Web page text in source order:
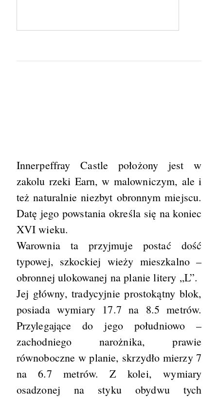
Innerpeffray Castle położony jest w
zakolu rzeki Earn, w malowniczym, ale i
też naturalnie niezbyt obronnym miejscu.
Datę jego powstania określa się na koniec
XVI wieku.
Warownia ta przyjmuje postać dość
typowej, szkockiej wieży mieszkalno –
obronnej ulokowanej na planie litery „L”.
Jej główny, tradycyjnie prostokątny blok,
posiada wymiary 17.7 na 8.5 metrów.
Przylegające do jego południowo –
zachodniego narożnika, prawie
równoboczne w planie, skrzydło mierzy 7
na 6.7 metrów. Z kolei, wymiary
osadzonej na styku obydwu tych